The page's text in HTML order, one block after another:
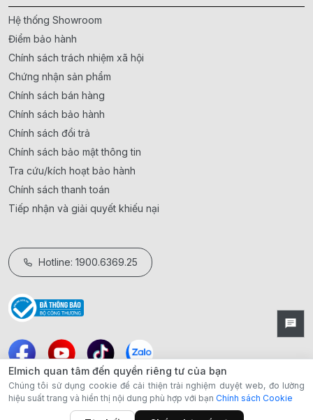
Hệ thống Showroom
Điểm bảo hành
Chính sách trách nhiệm xã hội
Chứng nhận sản phẩm
Chính sách bán hàng
Chính sách bảo hành
Chính sách đổi trả
Chính sách bảo mật thông tin
Tra cứu/kích hoạt bảo hành
Chính sách thanh toán
Tiếp nhận và giải quyết khiếu nại
Hotline: 1900.6369.25
Elmich quan tâm đến quyền riêng tư của bạn
Chúng tôi sử dụng cookie để cải thiện trải nghiệm duyệt web, đo lường
hiệu suất trang và hiển thị nội dung phù hợp với bạn Chính sách Cookie